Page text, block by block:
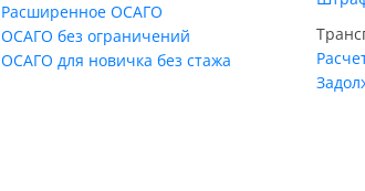
Расширенное ОСАГО
ОСАГО без ограничений
ОСАГО для новичка без стажа